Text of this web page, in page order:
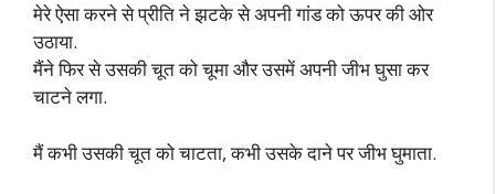
मेरे ऐसा करने से प्रीति ने झटके से अपनी गांड को ऊपर की ओर
उठाया.
मैंने फिर से उसकी चूत को चूमा और उसमें अपनी जीभ घुसा कर
चाटने लगा.
मैं कभी उसकी चूत को चाटता, कभी उसके दाने पर जीभ घुमाता.